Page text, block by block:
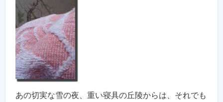
あの切実な雪の夜、重い寝具の丘陵からは、それでも